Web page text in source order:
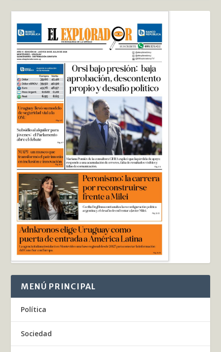
MENÚ PRINCIPAL
Política
Sociedad